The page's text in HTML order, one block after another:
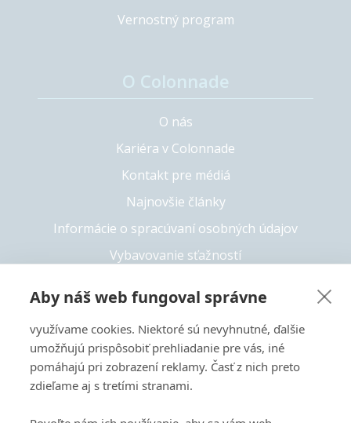
Vernostný program
O nás
Kariéra v Colonnade
Kontakt pre médiá
Najnovšie články
Informácie o spracúvaní osobných údajov
Vybavovanie sťažností
Solvency II
Prístupnosť
Aby náš web fungoval správne
využívame cookies. Niektoré sú nevyhnutné, ďalšie
umožňujú prispôsobiť prehliadanie pre vás, iné
pomáhajú pri zobrazení reklamy. Časť z nich preto
zdieľame aj s tretími stranami.